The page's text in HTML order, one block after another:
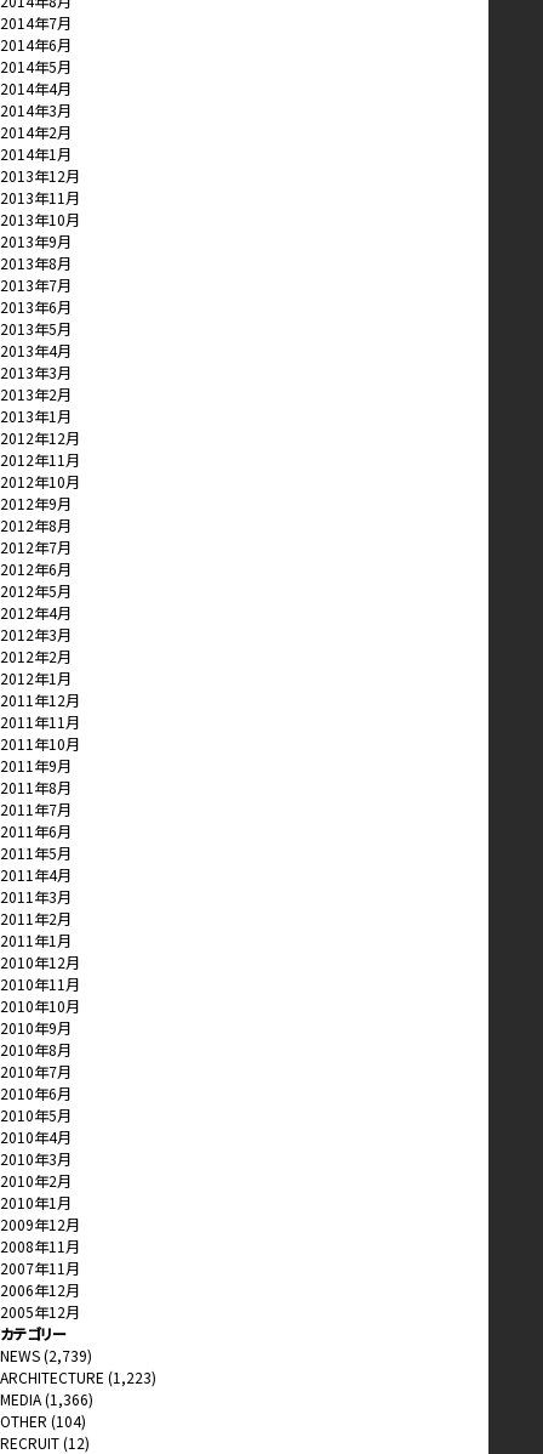
2014年7月
2014年6月
2014年5月
2014年4月
2014年3月
2014年2月
2014年1月
2013年12月
2013年11月
2013年10月
2013年9月
2013年8月
2013年7月
2013年6月
2013年5月
2013年4月
2013年3月
2013年2月
2013年1月
2012年12月
2012年11月
2012年10月
2012年9月
2012年8月
2012年7月
2012年6月
2012年5月
2012年4月
2012年3月
2012年2月
2012年1月
2011年12月
2011年11月
2011年10月
2011年9月
2011年8月
2011年7月
2011年6月
2011年5月
2011年4月
2011年3月
2011年2月
2011年1月
2010年12月
2010年11月
2010年10月
2010年9月
2010年8月
2010年7月
2010年6月
2010年5月
2010年4月
2010年3月
2010年2月
2010年1月
2009年12月
2008年11月
2007年11月
2006年12月
2005年12月
カテゴリー
NEWS(2,739)
ARCHITECTURE (1,223)
MEDIA(1,366)
OTHER (104)
RECRUIT(12)